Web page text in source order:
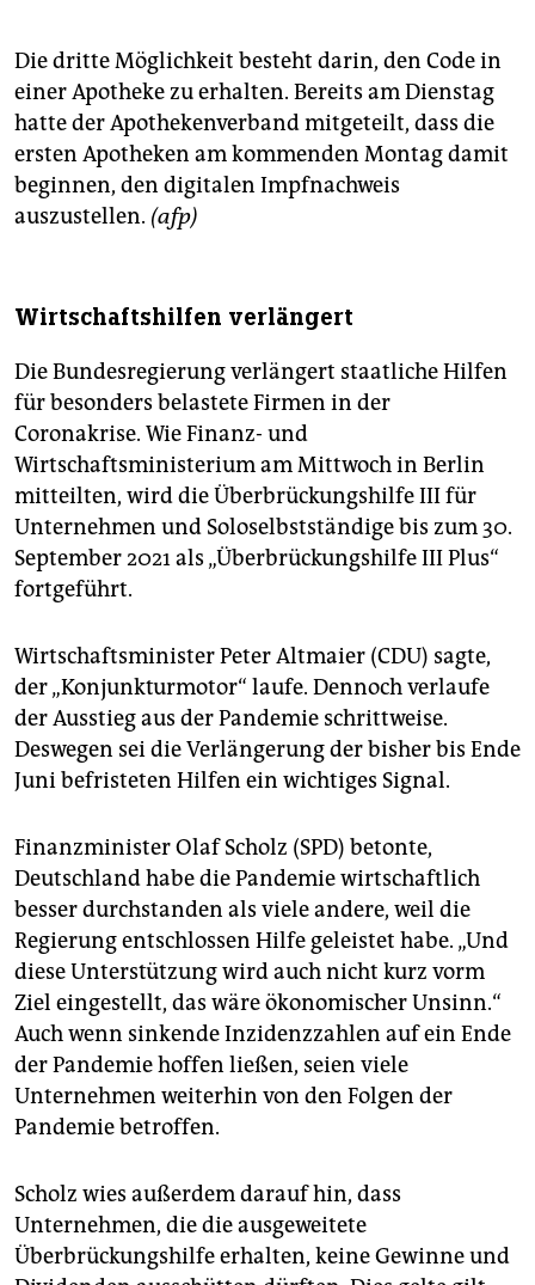
Die dritte Möglichkeit besteht darin, den Code in
einer Apotheke zu erhalten. Bereits am Dienstag
hatte der Apothekenverband mitgeteilt, dass die
ersten Apotheken am kommenden Montag damit
beginnen, den digitalen Impfnachweis
auszustellen. (afp)
Wirtschaftshilfen verlängert
Die Bundesregierung verlängert staatliche Hilfen
für besonders belastete Firmen in der
Coronakrise. Wie Finanz- und
Wirtschaftsministerium am Mittwoch in Berlin
mitteilten, wird die Überbrückungshilfe III für
Unternehmen und Soloselbstständige bis zum 30.
September 2021 als „Überbrückungshilfe III Plus“
fortgeführt.
Wirtschaftsminister Peter Altmaier (CDU) sagte,
der „Konjunkturmotor“ laufe. Dennoch verlaufe
der Ausstieg aus der Pandemie schrittweise.
Deswegen sei die Verlängerung der bisher bis Ende
Juni befristeten Hilfen ein wichtiges Signal.
Finanzminister Olaf Scholz (SPD) betonte,
Deutschland habe die Pandemie wirtschaftlich
besser durchstanden als viele andere, weil die
Regierung entschlossen Hilfe geleistet habe. „Und
diese Unterstützung wird auch nicht kurz vorm
Ziel eingestellt, das wäre ökonomischer Unsinn.“
Auch wenn sinkende Inzidenzzahlen auf ein Ende
der Pandemie hoffen ließen, seien viele
Unternehmen weiterhin von den Folgen der
Pandemie betroffen.
Scholz wies außerdem darauf hin, dass
Unternehmen, die die ausgeweitete
Überbrückungshilfe erhalten, keine Gewinne und